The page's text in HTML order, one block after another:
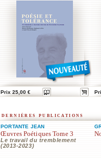
Prix 25,00 €
dernières publications
PORTANTE JEAN
Œuvres Poétiques Tome 3
Le travail du tremblement
(2013-2023)